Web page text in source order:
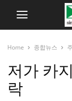
Home 종합뉴스
저가 카
락